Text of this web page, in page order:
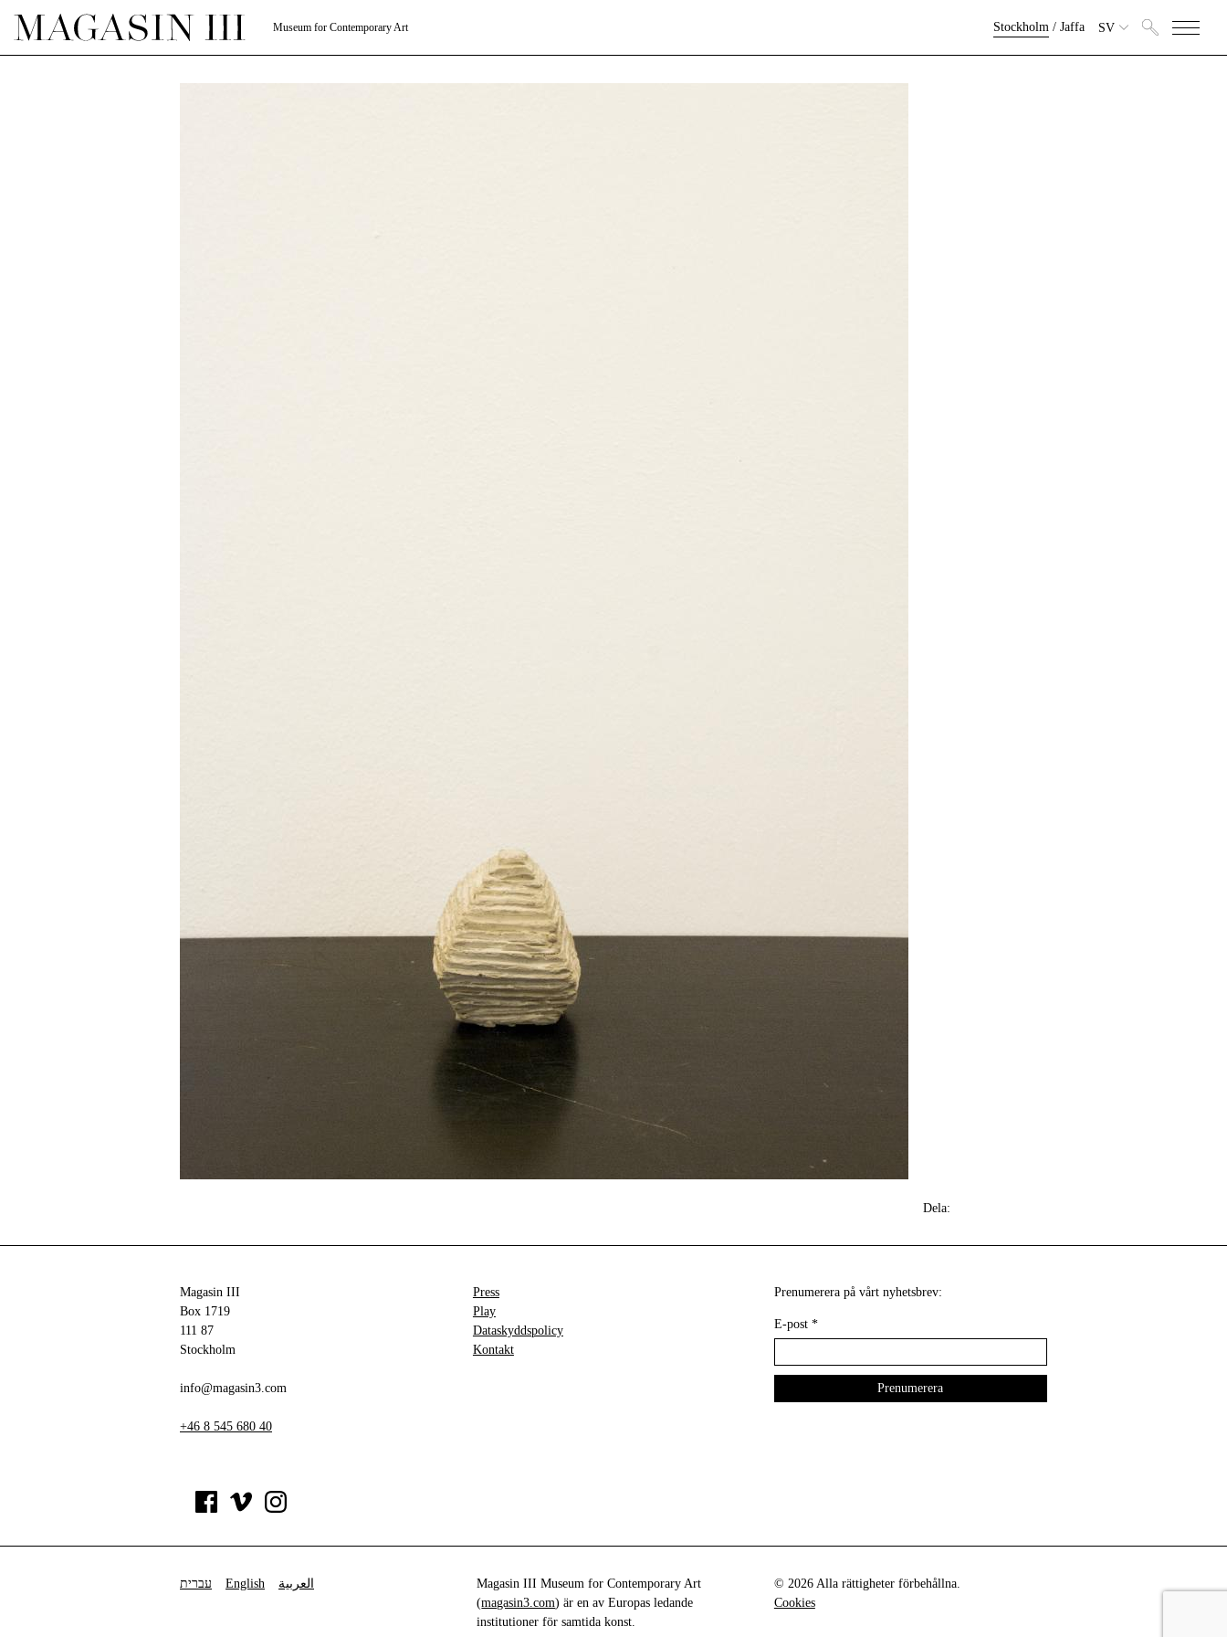
Museum for Contemporary Art Stockholm/ Jaffa SV
Dela:
Magasin III
Box 1719
111 87
Stockholm
info@magasin3.com
+46 8 545 680 40
Press
Play
Dataskyddspolicy
Kontakt
Prenumerera på vårt nyhetsbrev:
E-post *
עברית English العربية
Magasin III Museum for Contemporary Art
(magasin3.com) är en av Europas ledande
institutioner för samtida konst.
© 2026 Alla rättigheter förbehållna.
Cookies